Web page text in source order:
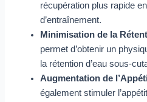
récupération plus rapide
d’entraînement.
Minimisation de la
permet d’obtenir un
la rétention d’eau sous-
Augmentation de
également stimuler